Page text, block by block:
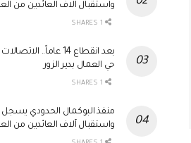
واستقبال آلاف العائدين من
بعد انقطاع 14 عاماً..
حي العمال بدير الزور
منفذ البوكمال الحدودي يسجل
واستقبال آلاف العائدين من